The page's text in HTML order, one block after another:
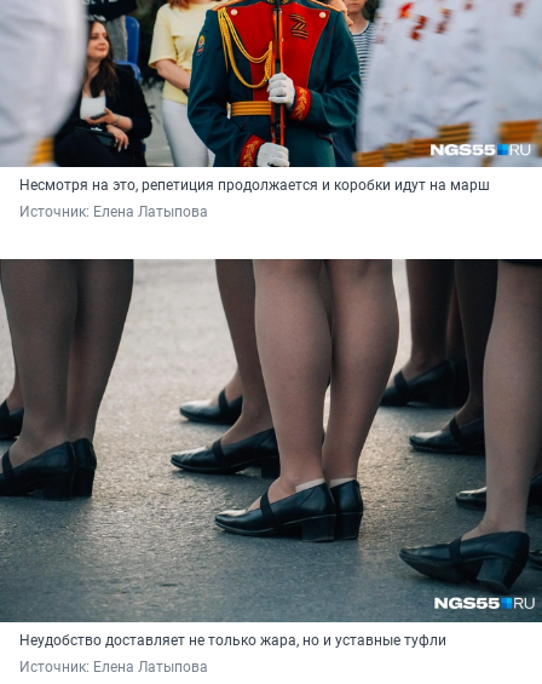
Несмотря на это, репетиция продолжается и коробки идут на марш
Источник: Елена Латыпова
Неудобство доставляет не только жара, но и уставные туфли
Источник: Елена Латыпова